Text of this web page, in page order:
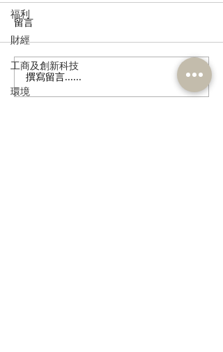
福利
財經
工商及創新科技
環境
港區全國人大代表團考察
安徽涇縣，調研紅色文化
留言
撰寫留言......